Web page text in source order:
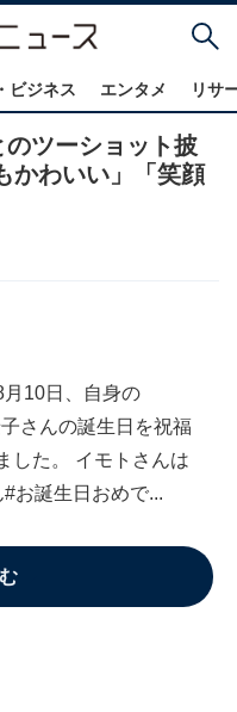
ビジネス エンタメ リサ
ツーショット披
かわいい」「笑顔
10日、自身の
さんの誕生日を祝福
した。 イモトさんは
お誕生日おめで...